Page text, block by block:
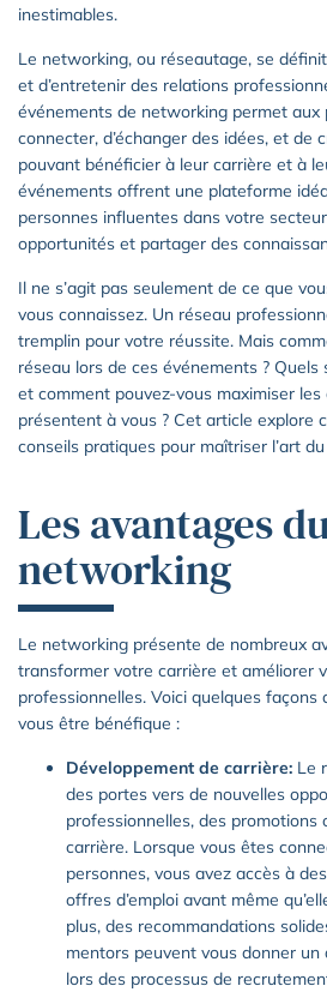
inestimables.
Le networking, ou réseautage, se
et d’entretenir des relations
événements de networking permet aux
connecter, d’échanger des idées, et de
pouvant bénéficier à leur carrière et à
événements offrent une plateforme
personnes influentes dans votre
opportunités et partager des
Il ne s’agit pas seulement de ce que
vous connaissez. Un réseau
tremplin pour votre réussite. Mais
réseau lors de ces événements ?
et comment pouvez-vous maximiser
présentent à vous ? Cet article explore
conseils pratiques pour maîtriser l’art
Les avantages
networking
Le networking présente de nombreux
transformer votre carrière et améliorer
professionnelles. Voici quelques
vous être bénéfique :
Développement de carrière: Le
des portes vers de nouvelles
professionnelles, des promotions
carrière. Lorsque vous êtes
personnes, vous avez accès à
offres d’emploi avant même
plus, des recommandations
mentors peuvent vous donner
lors des processus de